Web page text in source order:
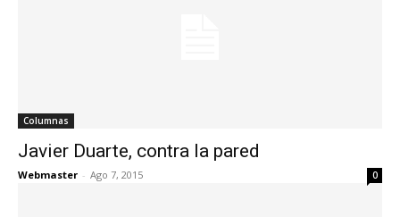
Columnas
Javier Duarte, contra la pared
Webmaster - Ago 7, 2015 0